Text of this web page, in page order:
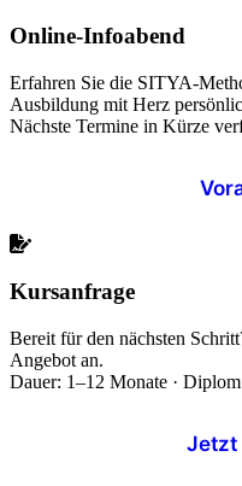
Online-Infoabend
Erfahren Sie die SITYA-
Ausbildung mit Herz
Nächste Termine in Kürze
Kursanfrage
Bereit für den nächsten
Angebot an.
Dauer: 1–12 Monate ·
Jetzt